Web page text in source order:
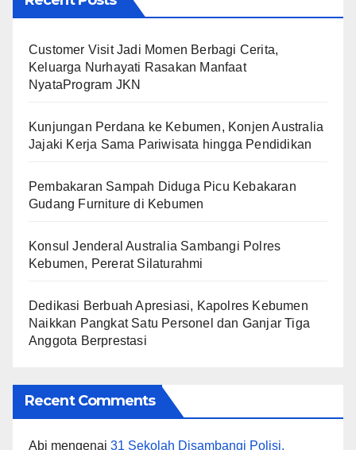
Customer Visit Jadi Momen Berbagi Cerita,
Keluarga Nurhayati Rasakan Manfaat
NyataProgram JKN
Kunjungan Perdana ke Kebumen, Konjen Australia
Jajaki Kerja Sama Pariwisata hingga Pendidikan
Pembakaran Sampah Diduga Picu Kebakaran
Gudang Furniture di Kebumen
Konsul Jenderal Australia Sambangi Polres
Kebumen, Pererat Silaturahmi
Dedikasi Berbuah Apresiasi, Kapolres Kebumen
Naikkan Pangkat Satu Personel dan Ganjar Tiga
Anggota Berprestasi
Recent Comments
Abi mengenai 31 Sekolah Disambangi Polisi,